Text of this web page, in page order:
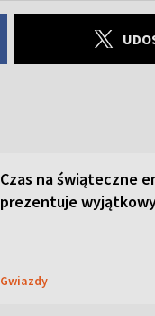
Czas na świąteczne
prezentuje
Gwiazdy